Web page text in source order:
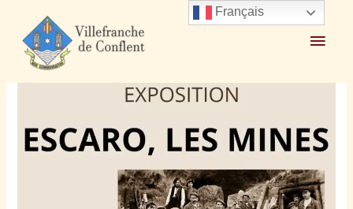
Accueil 2023 mars
23
Exposition « Escaro, les Mines » du 1er au 29 avril
Français